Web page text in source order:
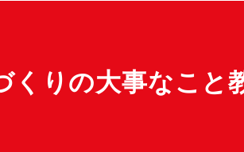
くりの大事なこと